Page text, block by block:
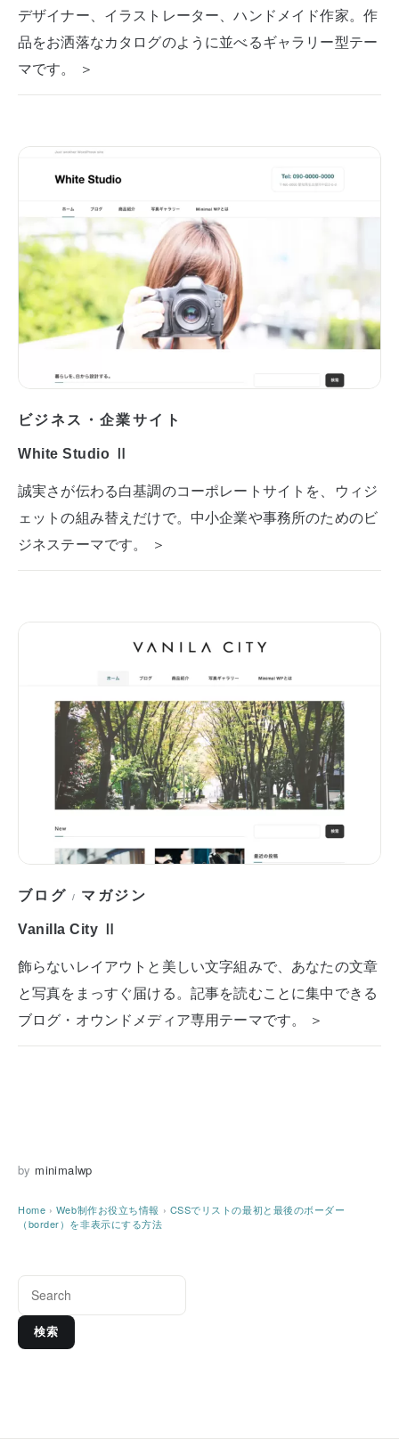
デザイナー、イラストレーター、ハンドメイド作家。作
品をお洒落なカタログのように並べるギャラリー型テー
マです。 ＞
ビジネス・企業サイト
White Studio Ⅱ
誠実さが伝わる白基調のコーポレートサイトを、ウィジ
ェットの組み替えだけで。中小企業や事務所のためのビ
ジネステーマです。 ＞
ブログ / マガジン
Vanilla City Ⅱ
飾らないレイアウトと美しい文字組みで、あなたの文章
と写真をまっすぐ届ける。記事を読むことに集中できる
ブログ・オウンドメディア専用テーマです。 ＞
by minimalwp
Home › Web制作お役立ち情報 › CSSでリストの最初と最後のボーダー
（border）を非表示にする方法
検索